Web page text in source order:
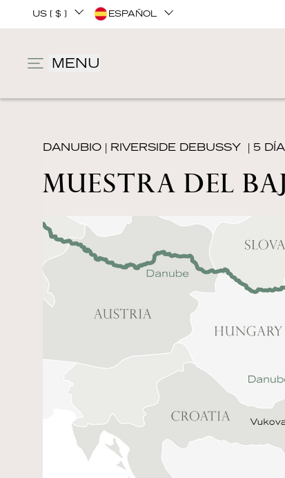
US [ $ ] ESPAÑOL
MENU
DANUBIO | RIVERSIDE DEBUSSY | 5
MUESTRA DEL